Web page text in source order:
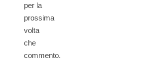
per la
prossima
volta
che
commento.